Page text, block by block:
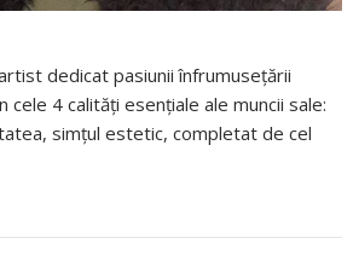
dedicat pasiunii înfrumusețării
cele 4 calități esențiale ale muncii sale:
simțul estetic, completat de cel